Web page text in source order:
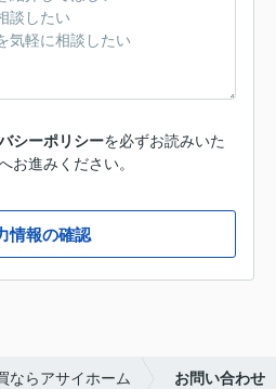
シーポリシーを必ずお読みいた
お進みください。
情報の確認
ならアサイホーム お問い合わせ